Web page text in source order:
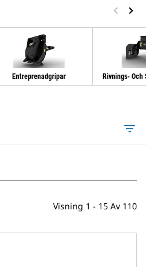
Entreprenadgripar Rivnings-
filter_list
Visning 1 - 15 Av 110